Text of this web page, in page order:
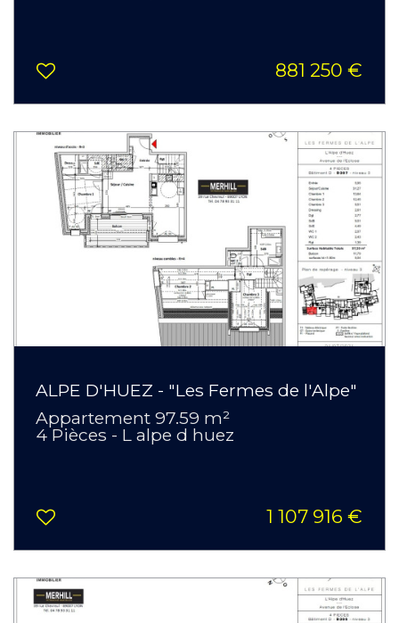
881 250 €
ALPE D'HUEZ - "Les Fermes de l'Alpe"
Appartement 97.59 m²
4 Pièces - L alpe d huez
1 107 916 €